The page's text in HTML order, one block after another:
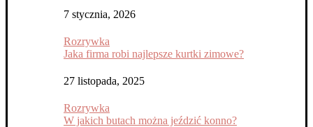
7 stycznia, 2026
Rozrywka
Jaka firma robi najlepsze kurtki zimowe?
27 listopada, 2025
Rozrywka
W jakich butach można jeździć konno?